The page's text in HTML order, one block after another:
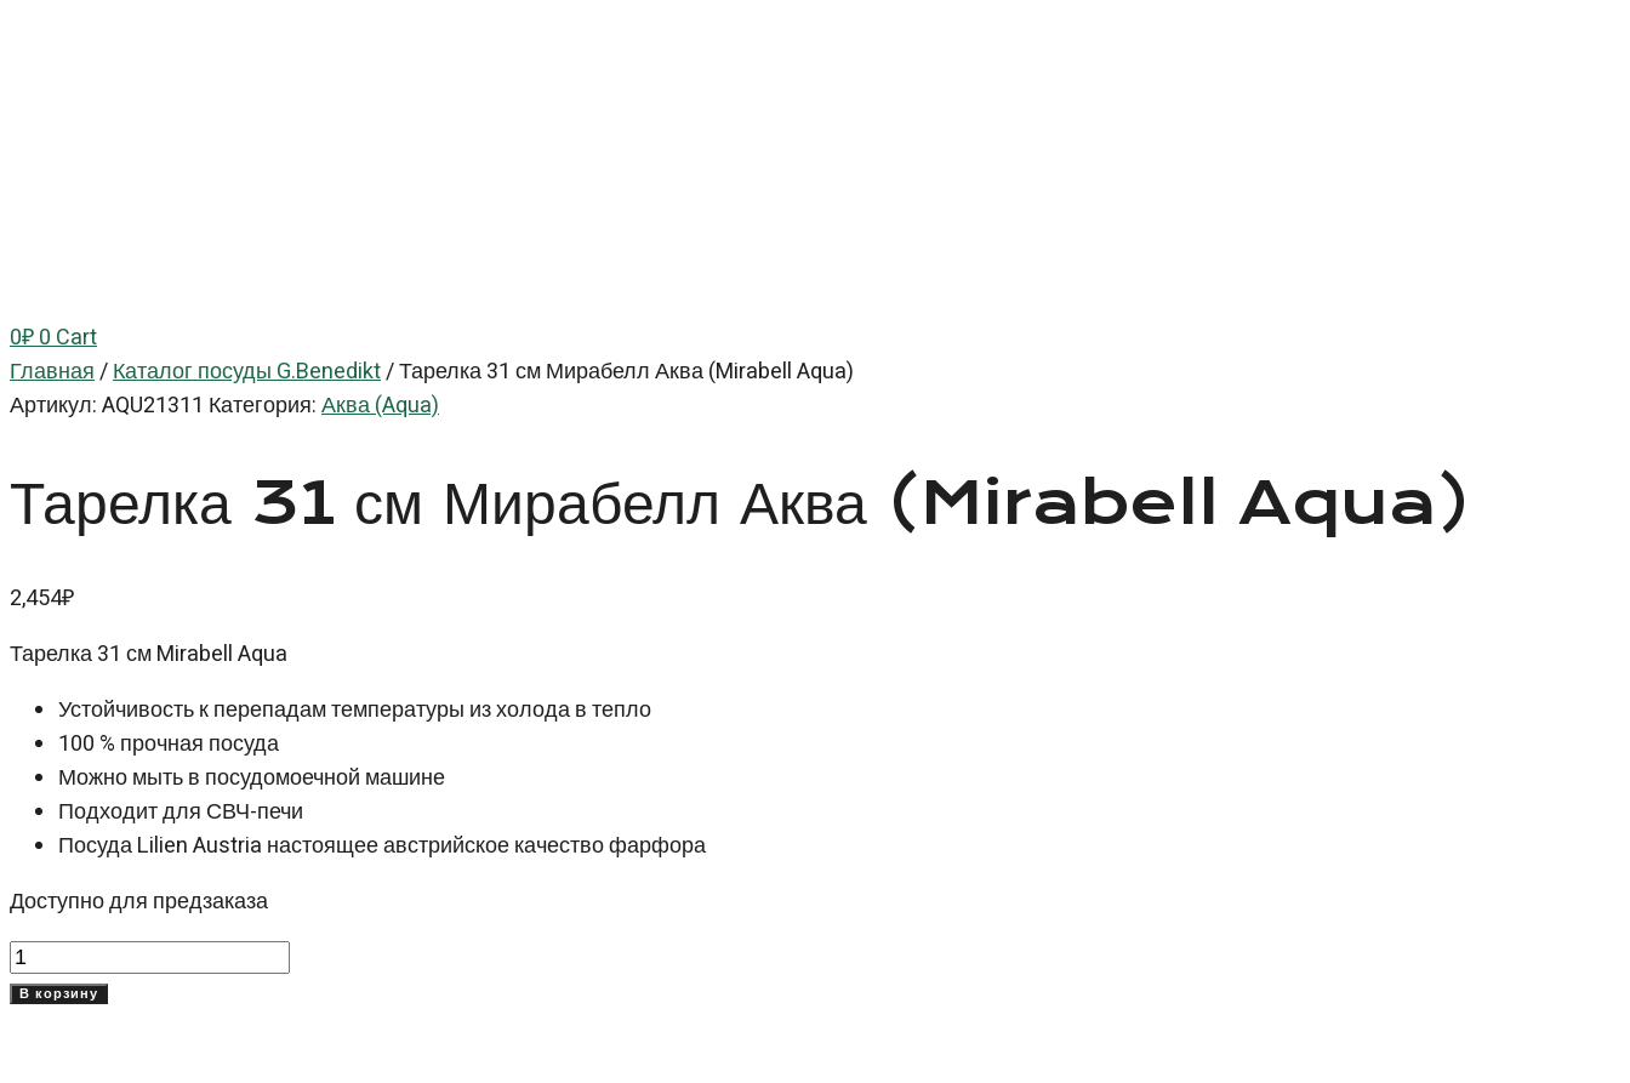
0₽0Cart
Главная/Каталог посуды G.Benedikt/Тарелка 31 см Мирабелл Аква (Mirabell Aqua)
Артикул:AQU21311 Категория:Аква (Aqua)
Тарелка 31 см Мирабелл Аква (Mirabell Aqua)
2,454₽
Тарелка 31 см Mirabell Aqua
Устойчивость к перепадам температуры из холода в тепло
100 % прочная посуда
Можно мыть в посудомоечной машине
Подходит для СВЧ-печи
Посуда Lilien Austria настоящее австрийское качество фарфора
Доступно для предзаказа
Количество
товара
В корзину